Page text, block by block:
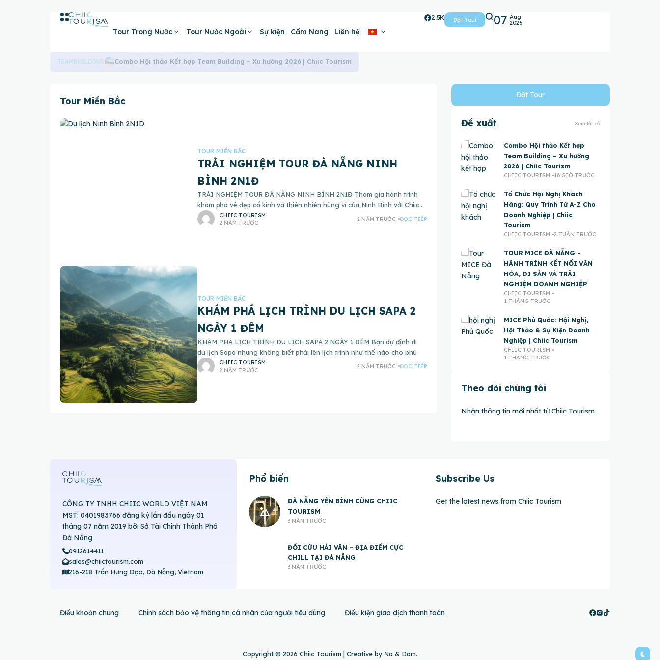
Tour Trong Nước Tour Nước Ngoài Sự kiện Cẩm Nang Liên hệ
2.5K Đặt Tour 07 Aug
2026
TEAMBUILDING Combo Hội thảo Kết hợp Team Building – Xu hướng 2026 | Chiic Tourism
Tour Miền Bắc
TOUR MIỀN BẮC
TRẢI NGHIỆM TOUR ĐÀ NẴNG NINH
BÌNH 2N1Đ
TRẢI NGHIỆM TOUR ĐÀ NẴNG NINH BÌNH 2N1Đ Tham gia hành trình
khám phá vẻ đẹp cổ kính và thiên nhiên hùng vĩ của Ninh Bình với Chiic
Tourism. TourCHIIC TOURISM
2 NĂM TRƯỚC
2 NĂM TRƯỚC ĐỌC TIẾP
TOUR MIỀN BẮC
KHÁM PHÁ LỊCH TRÌNH DU LỊCH SAPA 2
NGÀY 1 ĐÊM
KHÁM PHÁ LỊCH TRÌNH DU LỊCH SAPA 2 NGÀY 1 ĐÊM Bạn dự định đi
du lịch Sapa nhưng không biết phải lên lịch trình như thế nào cho phù
CHIIC TOURISM
2 NĂM TRƯỚC
2 NĂM TRƯỚC ĐỌC TIẾP
Đặt Tour
Đề xuất Xem tất cả
Combo Hội thảo Kết hợp
Team Building – Xu hướng
2026 | Chiic Tourism
CHIIC TOURISM 16 GIỜ TRƯỚC
Tổ Chức Hội Nghị Khách
Hàng: Quy Trình Từ A-Z Cho
Doanh Nghiệp | Chiic
Tourism
CHIIC TOURISM 2 TUẦN TRƯỚC
TOUR MICE ĐÀ NẴNG –
HÀNH TRÌNH KẾT NỐI VĂN
HÓA, DI SẢN VÀ TRẢI
NGHIỆM DOANH NGHIỆP
CHIIC TOURISM
1 THÁNG TRƯỚC
MICE Phú Quốc: Hội Nghị,
Hội Thảo & Sự Kiện Doanh
Nghiệp | Chiic Tourism
CHIIC TOURISM
1 THÁNG TRƯỚC
Theo dõi chúng tôi
Nhận thông tin mới nhất từ Chiic Tourism
CÔNG TY TNHH CHIIC WORLD VIỆT NAM
MST: 0401983766 đăng ký lần đầu ngày 01
tháng 07 năm 2019 bởi Sở Tài Chính Thành Phố
Đà Nẵng
0912614411
sales@chiictourism.com
216-218 Trần Hưng Đạo, Đà Nẵng, Vietnam
Phổ biến
ĐÀ NẴNG YÊN BÌNH CÙNG CHIIC
TOURISM
3 NĂM TRƯỚC
ĐỒI CỪU HẢI VÂN – ĐỊA ĐIỂM CỰC
CHILL TẠI ĐÀ NẴNG
3 NĂM TRƯỚC
Subscribe Us
Get the latest news from Chiic Tourism
Điều khoản chung Chính sách bảo vệ thông tin cá nhân của người tiêu dùng Điều kiện giao dịch thanh toán
Copyright © 2026 Chiic Tourism | Creative by Na & Dam.